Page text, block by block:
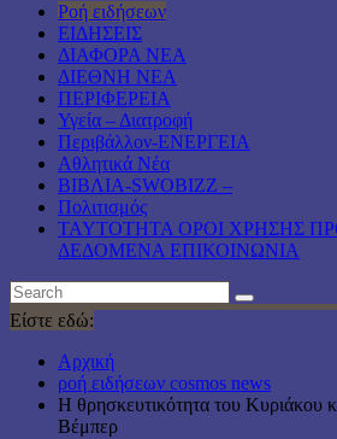
Ροή ειδήσεων
ΕΙΔΗΣΕΙΣ
ΔΙΑΦΟΡΑ ΝΕΑ
ΔΙΕΘΝΗ ΝΕΑ
ΠΕΡΙΦΕΡΕΙΑ
Υγεία – Διατροφή
Περιβάλλον-ΕΝΕΡΓΕΙΑ
Αθλητικά Νέα
ΒΙΒΛΙΑ-SWOBIZZ –
Πολιτισμός
TAYTOTHTA ΟΡΟΙ ΧΡΗΣΗΣ
ΔΕΔΟΜΕΝΑ ΕΠΙΚΟΙΝΩΝΙΑ
Είστε εδώ:
Αρχική
ροή ειδήσεων cosmos news
Η θρησκευτικότητα του Κυριάκου
Βέμπερ